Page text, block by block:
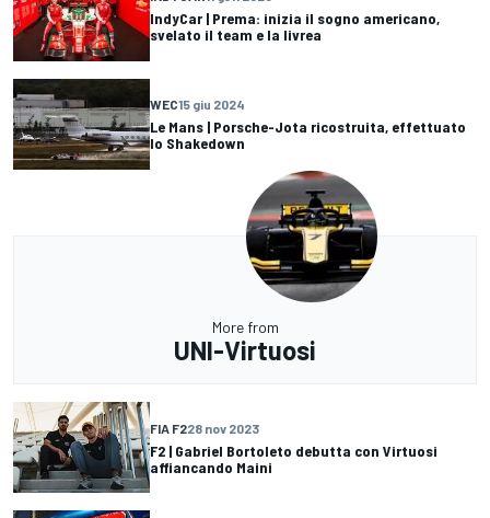
IndyCar | Prema: inizia il sogno americano,
svelato il team e la livrea
WEC15 giu 2024
Le Mans | Porsche-Jota ricostruita, effettuato
lo Shakedown
More from
UNI-Virtuosi
FIA F228 nov 2023
F2 | Gabriel Bortoleto debutta con Virtuosi
affiancando Maini